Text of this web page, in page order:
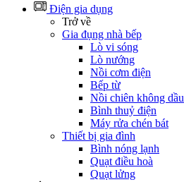
Điện gia dụng
Trở về
Gia đụng nhà bếp
Lò vi sóng
Lò nướng
Nồi cơm điện
Bếp từ
Nồi chiên không dầu
Bình thuỷ điện
Máy rửa chén bát
Thiết bị gia đình
Bình nóng lạnh
Quạt điều hoà
Quạt lửng